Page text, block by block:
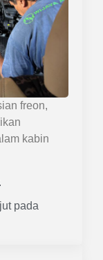
freon,
kabin
pada